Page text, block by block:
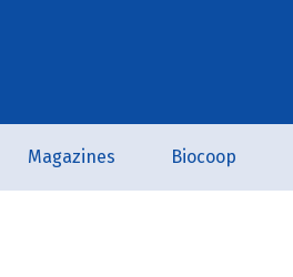
Magazines Biocoop